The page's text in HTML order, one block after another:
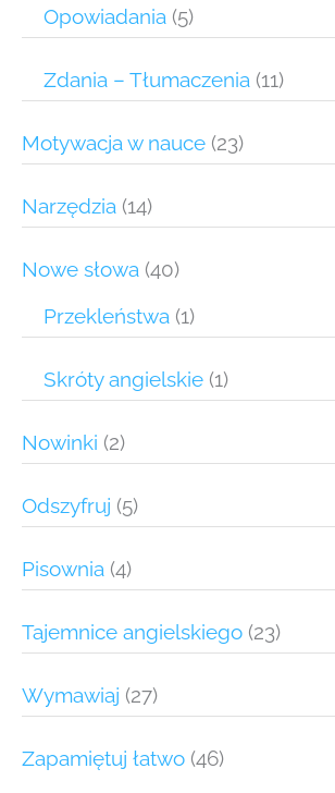
Opowiadania (5)
Zdania – Tłumaczenia (11)
Motywacja w nauce (23)
Narzędzia (14)
Nowe słowa (40)
Przekleństwa (1)
Skróty angielskie (1)
Nowinki (2)
Odszyfruj (5)
Pisownia (4)
Tajemnice angielskiego (23)
Wymawiaj (27)
Zapamiętuj łatwo (46)